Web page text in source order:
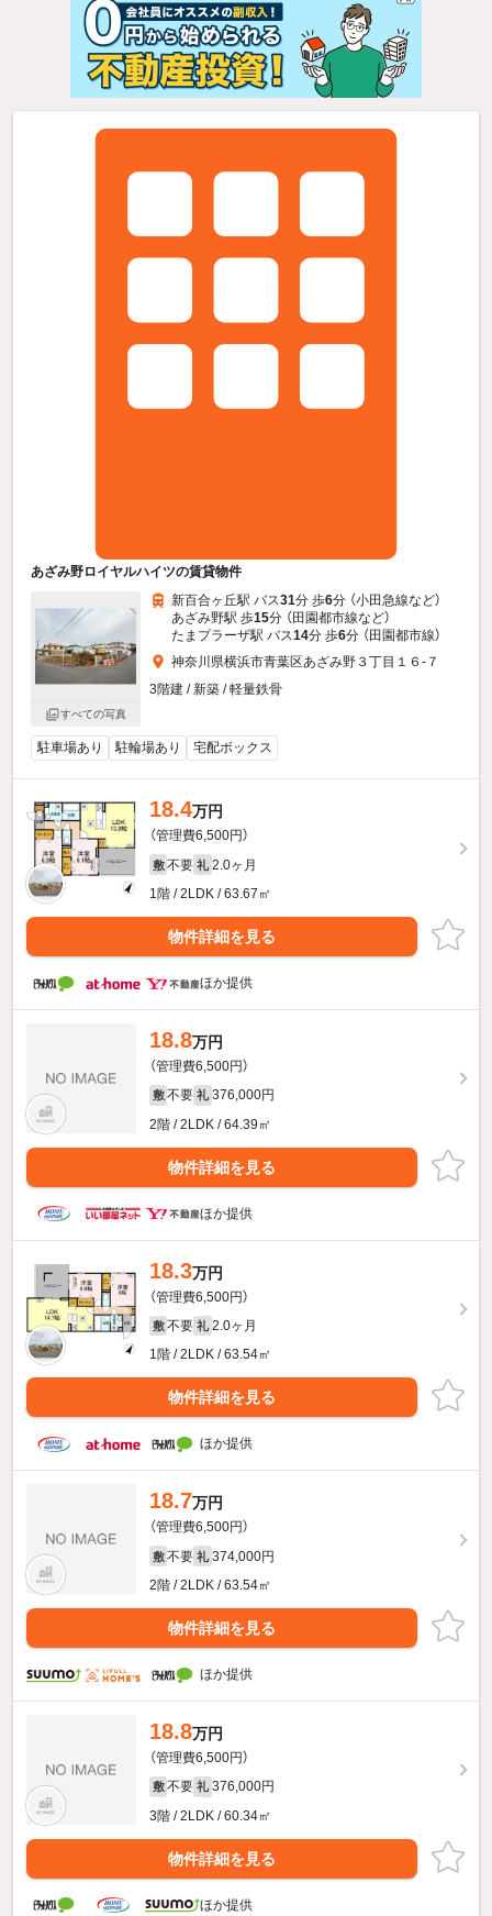
あざみ野ロイヤルハイツの賃貸物件
すべての写真
新百合ヶ丘駅 バス31分 歩6分 （小田急線など）
あざみ野駅 歩15分 （田園都市線など）
たまプラーザ駅 バス14分 歩6分 （田園都市線）
神奈川県横浜市青葉区あざみ野３丁目１６-７
3階建 / 新築 / 軽量鉄骨
駐車場あり 駐輪場あり 宅配ボックス
18.4万円
（管理費6,500円）
敷 不要 礼 2.0ヶ月
1階 / 2LDK / 63.67㎡
物件詳細を見る
ほか提供
18.8万円
（管理費6,500円）
敷 不要 礼 376,000円
2階 / 2LDK / 64.39㎡
物件詳細を見る
ほか提供
18.3万円
（管理費6,500円）
敷 不要 礼 2.0ヶ月
1階 / 2LDK / 63.54㎡
物件詳細を見る
ほか提供
18.7万円
（管理費6,500円）
敷 不要 礼 374,000円
2階 / 2LDK / 63.54㎡
物件詳細を見る
ほか提供
18.8万円
（管理費6,500円）
敷 不要 礼 376,000円
3階 / 2LDK / 60.34㎡
物件詳細を見る
ほか提供